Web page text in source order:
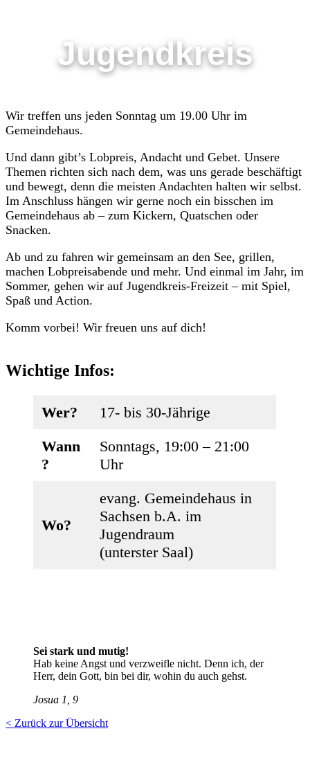
Jugendkreis
Wir treffen uns jeden Sonntag um 19.00 Uhr im
Gemeindehaus.
Und dann gibt’s Lobpreis, Andacht und Gebet. Unsere
Themen richten sich nach dem, was uns gerade beschäftigt
und bewegt, denn die meisten Andachten halten wir selbst.
Im Anschluss hängen wir gerne noch ein bisschen im
Gemeindehaus ab – zum Kickern, Quatschen oder
Snacken.
Ab und zu fahren wir gemeinsam an den See, grillen,
machen Lobpreisabende und mehr. Und einmal im Jahr, im
Sommer, gehen wir auf Jugendkreis-Freizeit – mit Spiel,
Spaß und Action.
Komm vorbei! Wir freuen uns auf dich!
Wichtige Infos:
Wer?
17- bis 30-Jährige
Wann
?
Sonntags, 19:00 – 21:00
Uhr
Wo?
evang. Gemeindehaus in
Sachsen b.A. im
Jugendraum
(unterster Saal)
Sei stark und mutig!
Hab keine Angst und verzweifle nicht. Denn ich, der
Herr, dein Gott, bin bei dir, wohin du auch gehst.
Josua 1, 9
< Zurück zur Übersicht